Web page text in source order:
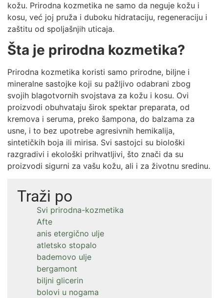
Traži po
Svi prirodna-kozmetika
Afte
anis etergično ulje
atletsko stopalo
bademovo ulje
bergamont
biljni glicerin
bolovi u nogama
kožu. Prirodna kozmetika ne samo da neguje kožu i
kosu, već joj pruža i duboku hidrataciju, regeneraciju i
zaštitu od spoljašnjih uticaja.
Šta je prirodna kozmetika?
Prirodna kozmetika koristi samo prirodne, biljne i
mineralne sastojke koji su pažljivo odabrani zbog
svojih blagotvornih svojstava za kožu i kosu. Ovi
proizvodi obuhvataju širok spektar preparata, od
kremova i seruma, preko šampona, do balzama za
usne, i to bez upotrebe agresivnih hemikalija,
sintetičkih boja ili mirisa. Svi sastojci su biološki
razgradivi i ekološki prihvatljivi, što znači da su
proizvodi sigurni za vašu kožu, ali i za životnu sredinu.